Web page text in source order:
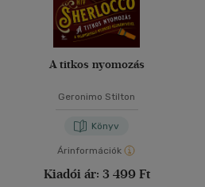
A titkos nyomozás
Geronimo Stilton
Könyv
Árinformációk
Kiadói ár: 3 499 Ft